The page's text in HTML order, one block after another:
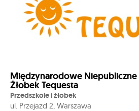
Międzynarodowe Niepubliczne
Żłobek Tequesta
Przedszkole i żłobek
ul. Przejazd 2, Warszawa